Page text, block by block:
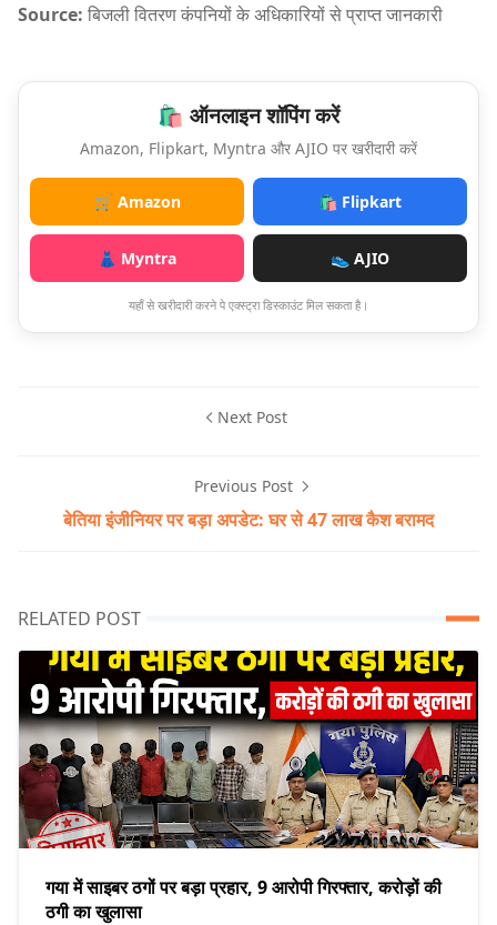
Source: बिजली वितरण कंपनियों के अधिकारियों से प्राप्त जानकारी
🛍️ ऑनलाइन शॉपिंग करें
Amazon, Flipkart, Myntra और AJIO पर खरीदारी करें
🛒 Amazon 🛍️ Flipkart
👗 Myntra 👟 AJIO
यहाँ से खरीदारी करने पे एक्स्ट्रा डिस्काउंट मिल सकता है।
Next Post
Previous Post
बेतिया इंजीनियर पर बड़ा अपडेट: घर से 47 लाख कैश बरामद
RELATED POST
गया में साइबर ठगों पर बड़ा प्रहार, 9 आरोपी गिरफ्तार, करोड़ों की
ठगी का खुलासा